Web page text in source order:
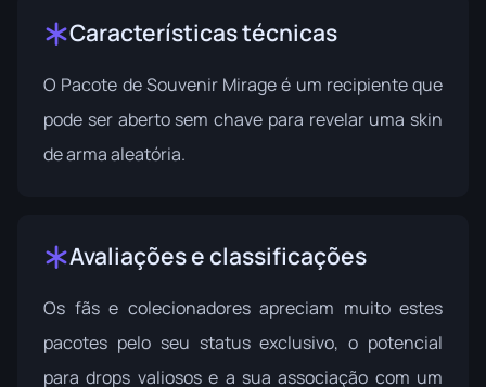
Características técnicas
O Pacote de Souvenir Mirage é um recipiente que
pode ser aberto sem chave para revelar uma skin
de arma aleatória.
Avaliações e classificações
Os fãs e colecionadores apreciam muito estes
pacotes pelo seu status exclusivo, o potencial
para drops valiosos e a sua associação com um